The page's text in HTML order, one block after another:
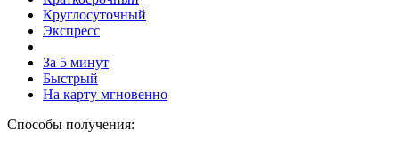
Круглосуточный
Экспресс
За 5 минут
Быстрый
На карту мгновенно
Способы получения: